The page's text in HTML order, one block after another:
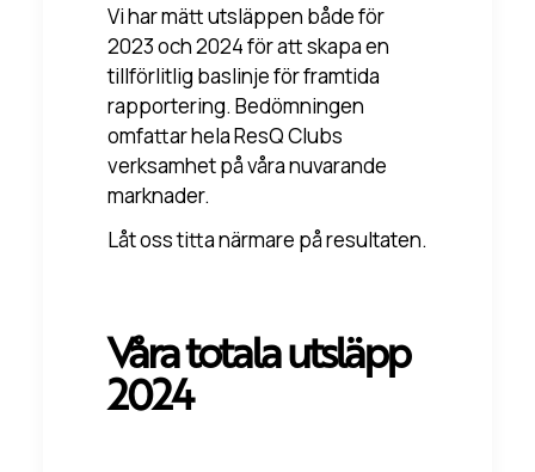
Vi har mätt utsläppen både för
2023 och 2024 för att skapa en
tillförlitlig baslinje för framtida
rapportering. Bedömningen
omfattar hela ResQ Clubs
verksamhet på våra nuvarande
marknader.
Låt oss titta närmare på resultaten.
Våra totala utsläpp
2024